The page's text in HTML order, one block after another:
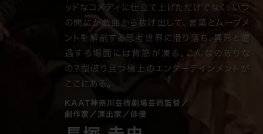
ッドなコメディに仕立て上げただけでなく、いつ
の間にか戯曲から抜け出して、言葉とムーブメ
ントを解剖する思考世界に滑り落ち、異形と遭
遇する場面には背筋が凍る。こんなのありな
の？型破り且つ極上のエンターテインメントが
ここにある。
KAAT神奈川芸術劇場芸術監督／
劇作家／演出家／俳優